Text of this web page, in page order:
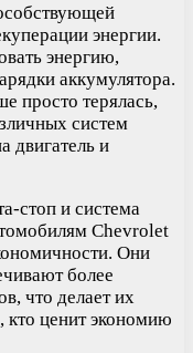
энергии.
энергию,
аккумулятора.
просто терялась,
систем
двигатель и
стоп и система
Chevrolet
Они
более
что делает их
кто ценит экономию